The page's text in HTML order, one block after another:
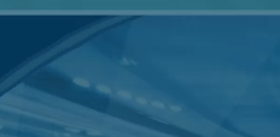
E-Mails?